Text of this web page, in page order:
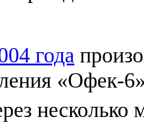
года
«Офек-
несколько